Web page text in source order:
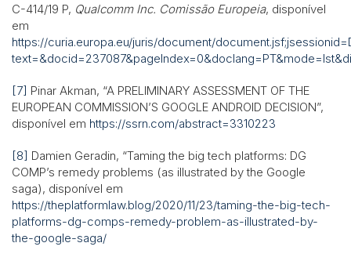
C-414/19 P, Qualcomm Inc. Comissão Europeia, disponível
em
https://curia.europa.eu/juris/document/
[7] Pinar Akman, “A PRELIMINARY ASSESSMENT OF THE
EUROPEAN COMMISSION’S GOOGLE ANDROID DECISION”,
disponível em https://ssrn.com/abstract=3310223
[8] Damien Geradin, “Taming the big tech platforms: DG
COMP’s remedy problems (as illustrated by the Google
saga), disponível em
https://theplatformlaw.blog/2020/11/23/taming-the-big-tech-
platforms-dg-comps-remedy-problem-as-illustrated-by-
the-google-saga/